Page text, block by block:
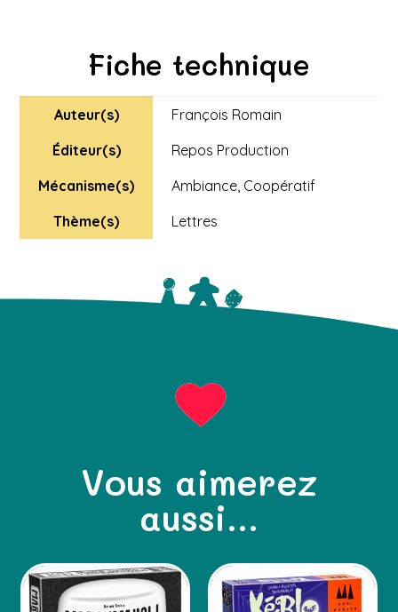
Fiche technique
Auteur(s)
François Romain
Éditeur(s)
Repos Production
Mécanisme(s)
Ambiance, Coopératif
Thème(s)
Lettres
Vous aimerez
aussi...